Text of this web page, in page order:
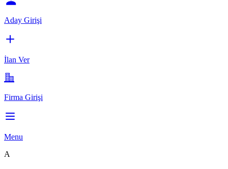
Aday Girişi
İlan Ver
Firma Girişi
Menu
A